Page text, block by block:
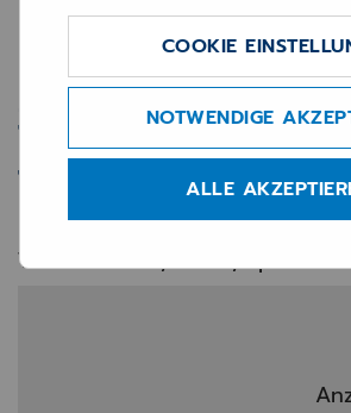
Zebra Soft
TC27 – Robuste
für
TC27 – sicher, leicht,
COOKIE
NOTWENDIGE
ALLE